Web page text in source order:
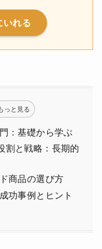
いれる
っと見る
：基礎から学ぶ
割と戦略：長期的
商品の選び方
功事例とヒント